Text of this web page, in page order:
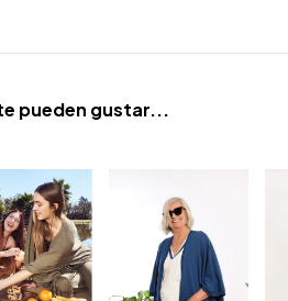
pueden gustar...